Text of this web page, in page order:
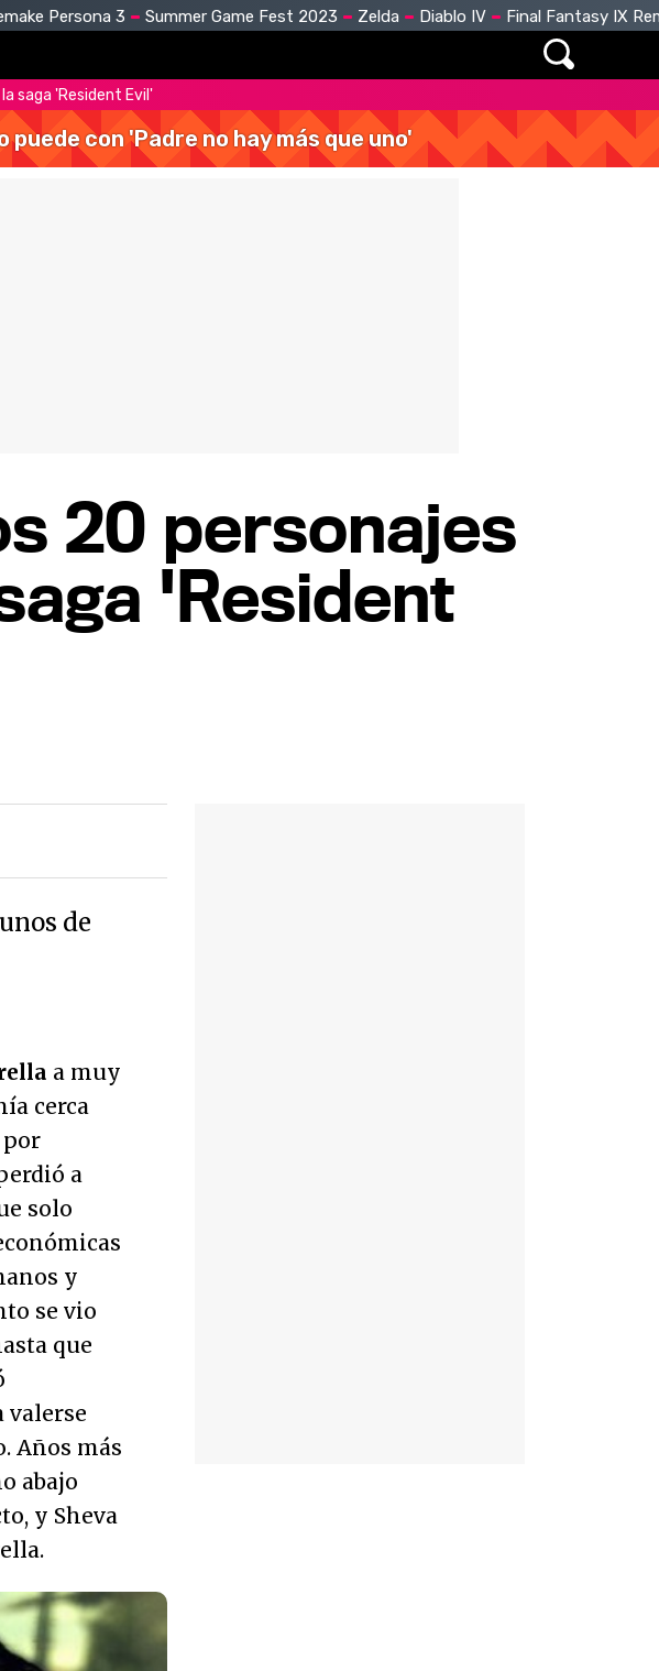
Persona 3 Summer Game Fest 2023 Zelda Diablo IV Final Fantasy IX
saga 'Resident Evil'
con 'Padre no hay más que uno'
20 personajes
'Resident
de
a muy
cerca
por
a
solo
y
se vio
que
valerse
Años más
abajo
y Sheva